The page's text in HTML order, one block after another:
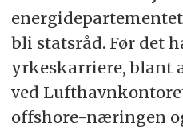
bli statsråd. Før det
yrkeskarriere, blant
ved
offshore-næringen